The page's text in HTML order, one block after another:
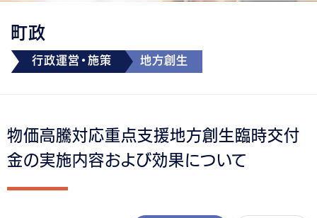
町政
行政運営・施策 地方創生
物価高騰対応重点支援地方創生臨時交付
金の実施内容および効果について